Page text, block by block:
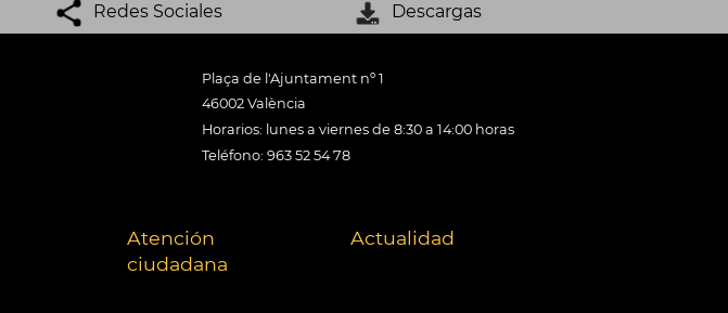
Redes Sociales Descargas
Plaça de l'Ajuntament nº 1
46002 València
Horarios: lunes a viernes de 8:30 a 14:00 horas
Teléfono: 963 52 54 78
Atención
ciudadana
Actualidad